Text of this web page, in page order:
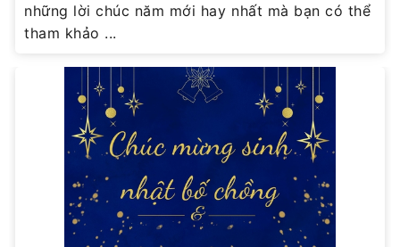
những lời chúc năm mới hay nhất mà bạn có thể
tham khảo ...